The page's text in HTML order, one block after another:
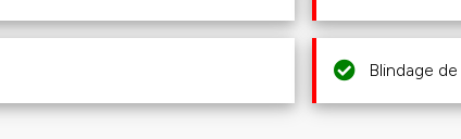
Blindage